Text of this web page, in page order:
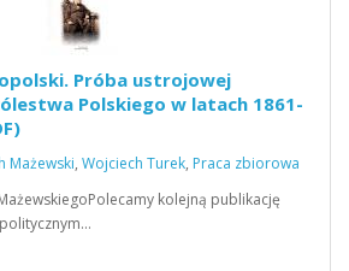
Próba ustrojowej
Polskiego w latach 1861-
Mażewski, Wojciech Turek, Praca zbiorowa
kolejną publikację